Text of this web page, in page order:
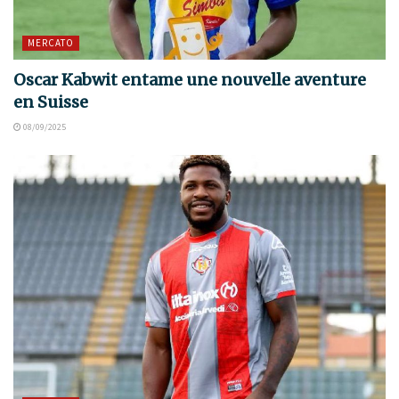
MERCATO
Oscar Kabwit entame une nouvelle aventure
en Suisse
08/09/2025